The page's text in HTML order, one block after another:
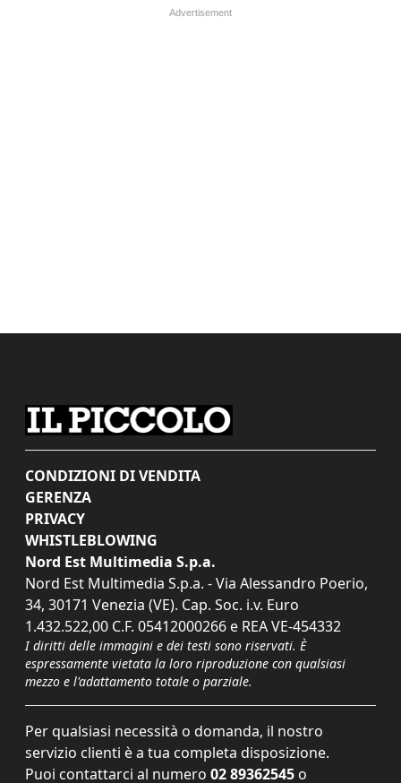
CONDIZIONI DI VENDITA
GERENZA
PRIVACY
WHISTLEBLOWING
Nord Est Multimedia S.p.a.
Nord Est Multimedia S.p.a. - Via Alessandro Poerio,
34, 30171 Venezia (VE). Cap. Soc. i.v. Euro
1.432.522,00 C.F. 05412000266 e REA VE-454332
I diritti delle immagini e dei testi sono riservati. È
espressamente vietata la loro riproduzione con qualsiasi
mezzo e l'adattamento totale o parziale.
Per qualsiasi necessità o domanda, il nostro
servizio clienti è a tua completa disposizione.
Puoi contattarci al numero 02 89362545 o